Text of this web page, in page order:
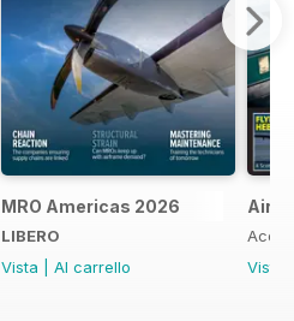
MRO Americas 2026
LIBERO
Vista
Al carrello
Vista